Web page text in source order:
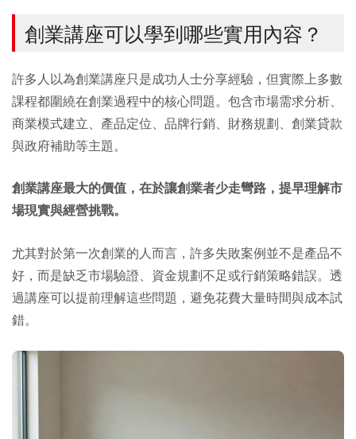
創業講座可以學到哪些實用內容？
許多人以為創業講座只是成功人士分享經驗，但實際上多數
課程都圍繞在創業過程中的核心問題。包含市場需求分析、
商業模式建立、產品定位、品牌行銷、財務規劃、創業貸款
與政府補助等主題。
創業講座最大的價值，在於讓創業者少走彎路，提早理解市
場現實與經營挑戰。
尤其對於第一次創業的人而言，許多失敗案例並不是產品不
好，而是缺乏市場驗證、資金規劃不足或行銷策略錯誤。透
過講座可以提前理解這些問題，避免花費大量時間與成本試
錯。